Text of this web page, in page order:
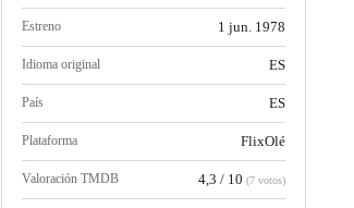
Estreno 1 jun. 1978
Idioma original ES
País ES
Plataforma FlixOlé
Valoración TMDB 4,3 / 10 (7 votos)